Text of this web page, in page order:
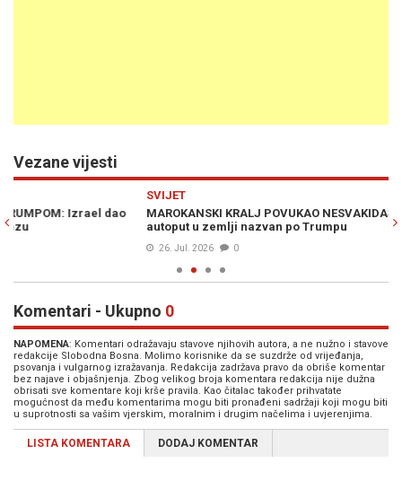
Vezane vijesti
MAROKANSKI KRALJ POVUKAO NESVAKIDAŠNJI POTEZ: Najduži
autoput u zemlji nazvan po Trumpu
Komentari - Ukupno 0
NAPOMENA: Komentari odražavaju stavove njihovih autora, a ne nužno i stavove
redakcije Slobodna Bosna. Molimo korisnike da se suzdrže od vrijeđanja,
psovanja i vulgarnog izražavanja. Redakcija zadržava pravo da obriše komentar
bez najave i objašnjenja. Zbog velikog broja komentara redakcija nije dužna
obrisati sve komentare koji krše pravila. Kao čitalac također prihvatate
mogućnost da među komentarima mogu biti pronađeni sadržaji koji mogu biti
u suprotnosti sa vašim vjerskim, moralnim i drugim načelima i uvjerenjima.
LISTA KOMENTARA DODAJ KOMENTAR